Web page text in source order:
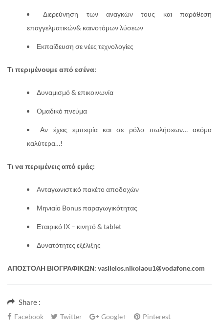
Διερεύνηση των αναγκών τους και παράθεση
επαγγελματικών& καινοτόμων λύσεων
Εκπαίδευση σε νέες τεχνολογίες
Τι περιμένουμε από εσένα:
Δυναμισμό & επικοινωνία
Ομαδικό πνεύμα
Αν έχεις εμπειρία και σε ρόλο πωλήσεων… ακόμα
καλύτερα…!
Τι να περιμένεις από εμάς:
Ανταγωνιστικό πακέτο αποδοχών
Μηνιαίο Bonus παραγωγικότητας
Εταιρικό ΙΧ – κινητό & tablet
Δυνατότητες εξέλιξης
ΑΠΟΣΤΟΛΗ ΒΙΟΓΡΑΦΙΚΩΝ: vasileios.nikolaou1@vodafone.com
Share :
Facebook Twitter Google+
Pinterest